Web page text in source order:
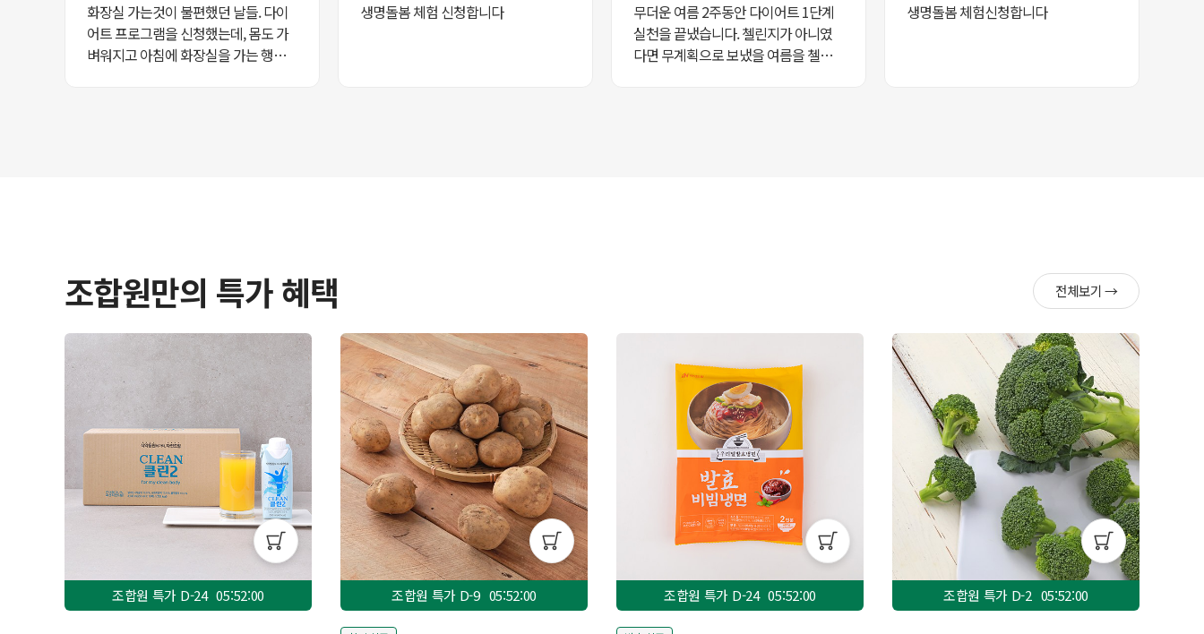
화장실 가는것이 불편했던 날들. 다이
어트 프로그램을 신청했는데, 몸도 가
벼워지고 아침에 화장실을 가는 행복
생명돌봄 체험 신청합니다
무더운 여름 2주동안 다이어트 1단계
실천을 끝냈습니다. 첼린지가 아니였
다면 무계획으로 보냈을 여름을 첼린
생명돌봄 체험신청합니다
조합원만의 특가 혜택 전체보기 →
조합원 특가 D-24 05:51:58 조합원 특가 D-9 05:51:58 조합원 특가 D-24 05:51:58 조합원 특가 D-2 05:51:58